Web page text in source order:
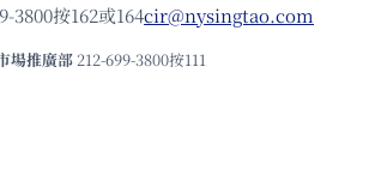
3800按162或164cir@nysingtao.com
場推廣部 212-699-3800按111